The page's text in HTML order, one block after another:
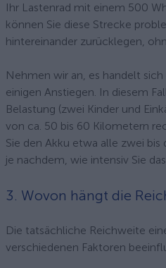
Ihr Lastenrad mit einem 500
können Sie diese Strecke
hintereinander zurücklegen,
Nehmen wir an, es handelt
einigen Anstiegen. In diesem
Belastung (zwei Kinder und
von ca. 50 bis 60 Kilometern
Sie den Akku etwa alle zwei bis
je nachdem, wie intensiv Sie
3. Wovon hängt die
Die tatsächliche Reichweite
verschiedenen Faktoren